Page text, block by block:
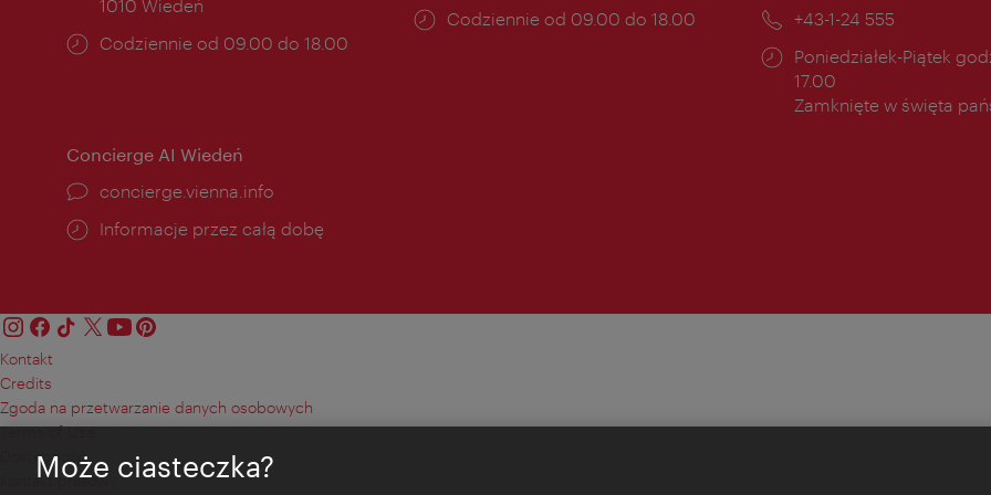
1010 Wiedeń
Godziny
Codziennie od 09.00 do 18.00
Godziny
Codziennie od 09.00 do 18.00
Telefon:
+43-1-24 555
Godziny
otwarcia:
Poniedziałek-Piątek
17.00
Zamknięte w święta
Concierge AI Wiedeń
concierge.vienna.info
Informacje przez całą dobę
Kontakt
Credits
Zgoda na przetwarzanie danych osobowych
Terms of Use
Dostępność
Kontakt prasowy
Może ciasteczka?